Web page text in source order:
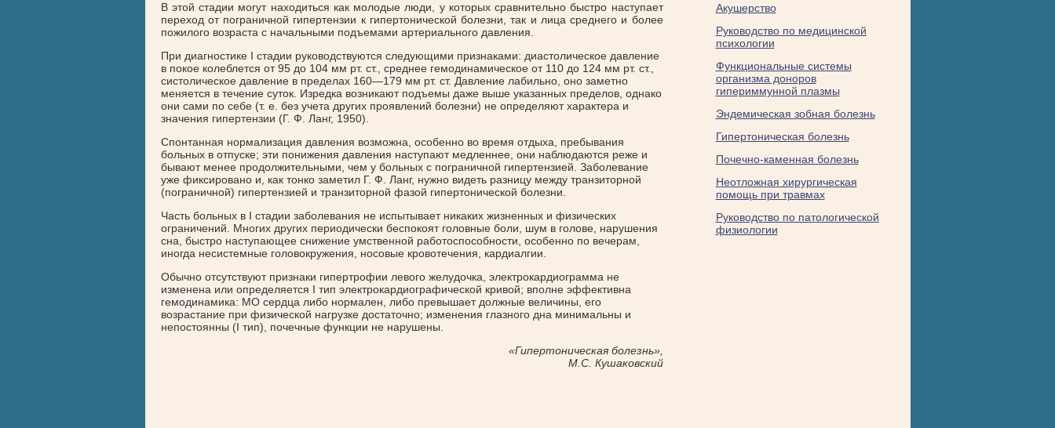
В этой стадии могут находиться как молодые люди, у которых сравнительно быстро наступает
переход от пограничной гипертензии к гипертонической болезни, так и лица среднего и более
пожилого возраста с начальными подъемами артериального давления.
При диагностике I стадии руководствуются следующими признаками: диастолическое давление
в покое колеблется от 95 до 104 мм рт. ст., среднее гемодинамическое от 110 до 124 мм рт. ст.,
систолическое давление в пределах 160—179 мм рт. ст. Давление лабильно, оно заметно
меняется в течение суток. Изредка возникают подъемы даже выше указанных пределов, однако
они сами по себе (т. е. без учета других проявлений болезни) не определяют характера и
значения гипертензии (Г. Ф. Ланг, 1950).
Спонтанная нормализация давления возможна, особенно во время отдыха, пребывания
больных в отпуске; эти понижения давления наступают медленнее, они наблюдаются реже и
бывают менее продолжительными, чем у больных с пограничной гипертензией. Заболевание
уже фиксировано и, как тонко заметил Г. Ф. Ланг, нужно видеть разницу между транзиторной
(пограничной) гипертензией и транзиторной фазой гипертонической болезни.
Часть больных в I стадии заболевания не испытывает никаких жизненных и физических
ограничений. Многих других периодически беспокоят головные боли, шум в голове, нарушения
сна, быстро наступающее снижение умственной работоспособности, особенно по вечерам,
иногда несистемные головокружения, носовые кровотечения, кардиалгии.
Обычно отсутствуют признаки гипертрофии левого желудочка, электрокардиограмма не
изменена или определяется I тип электрокардиографической кривой; вполне эффективна
гемодинамика: МО сердца либо нормален, либо превышает должные величины, его
возрастание при физической нагрузке достаточно; изменения глазного дна минимальны и
непостоянны (I тип), почечные функции не нарушены.
«Гипертоническая болезнь»,
М.С. Кушаковский
Акушерство
Руководство по медицинской
психологии
Функциональные системы
организма доноров
гипериммунной плазмы
Эндемическая зобная болезнь
Гипертоническая болезнь
Почечно-каменная болезнь
Неотложная хирургическая
помощь при травмах
Руководство по патологической
физиологии